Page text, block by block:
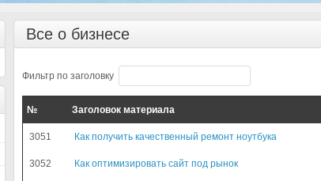
Все о бизнесе
Фильтр по заголовку
№ Заголовок материала
3051 Как получить качественный ремонт ноутбука
3052 Как оптимизировать сайт под рынок